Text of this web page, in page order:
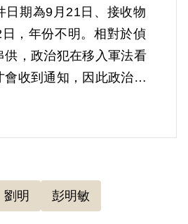
日期為9月21日、接收物
，年份不明。相對於偵
供，政治犯在移入軍法看
會收到通知，因此政治犯
信，接受物品寄送等，
，臺灣臺南人。1971年
、「臺南美國新聞處爆
劉明 彭明敏